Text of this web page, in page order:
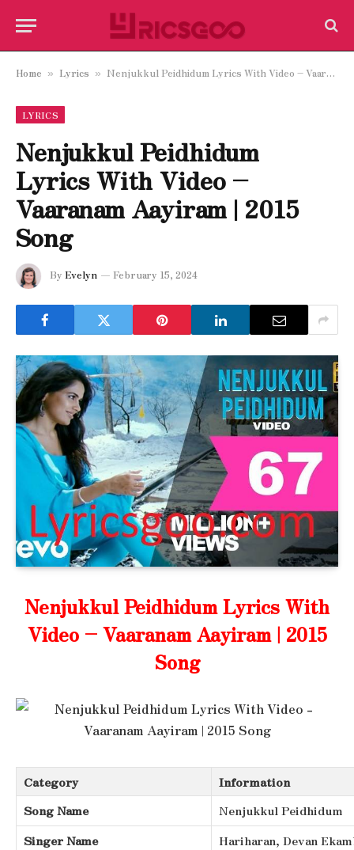
Home » Lyrics » Nenjukkul Peidhidum Lyrics With Video – Vaaranam Aayiram | 2015 Song
LYRICS
Nenjukkul Peidhidum
Lyrics With Video –
Vaaranam Aayiram | 2015
Song
By Evelyn February 15, 2024
Nenjukkul Peidhidum Lyrics With
Video – Vaaranam Aayiram | 2015
Song
Category
Information
Song Name
Nenjukkul Peidhidum
Singer Name
Hariharan, Devan